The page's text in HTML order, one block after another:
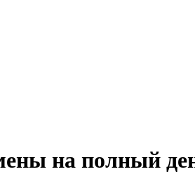
на полный